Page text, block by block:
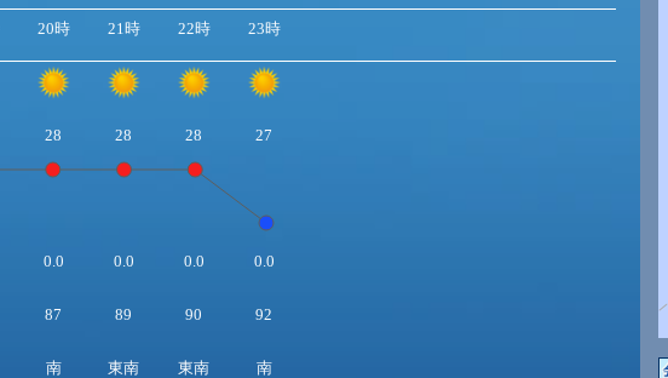
20時 21時 22時 23時
28 28 28 27
0.0 0.0 0.0 0.0
87 89 90 92
南 東南 東南 南